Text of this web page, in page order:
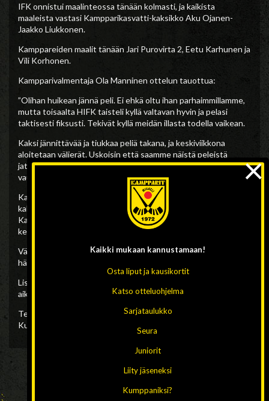
IFK onnistui maalinteossa tänään kolmasti, ja kaikista
maaleista vastasi Kampparikasvatti-kaksikko Aku Ojanen-
Jaakko Liukkonen.
Kamppareiden maalit tänään Jari Purovirta 2, Eetu Karhunen ja
Vili Korhonen.
Kampparivalmentaja Ola Manninen ottelun tauottua:
”Olihan huikean jännä peli. Ei ehkä oltu ihan parhaimmillamme,
mutta toisaalta HIFK taisteli kyllä valtavan hyvin ja pelasi
taktisesti fiksusti. Tekivät kyllä meidän illasta todella vaikean.
Kaksi jännittävää ja tiukkaa peliä takana, ja keskiviikkona
aloitetaan välierät. Uskoisin että saamme näistä peleistä
jatkoa ajatellen hyötyä, kun saatiin alle tällaiset kovat,
vauhdikkaat ja tasaiset väännöt”
Kampparit jatkaa näin välieriin, jossa vastaan tulee WP35:n
kahdessa ottelussa kukistanut JPS Jyväskylästä. Kotietu on
Kamppareilla ja ensimmäinen osaottelu pelataan ensi
keskiviikkona 20.2. kello 18.30.
Välieristä finaaliin selviää kolmella voitolla. Välieräparien
häviävät pelaavat pronssista.
Lisää välieristä ja Bandyliigan jatko-ohjelmasta viikonlopun
aikana!
Teksti: Lauri Tikanoja
Kuva: Pihla Liukkonen/Kontrastia
Kaikki mukaan kannustamaan!
Osta liput ja kausikortit
Katso otteluohjelma
Sarjataulukko
Seura
Juniorit
Liity jäseneksi
Kumppaniksi?
×